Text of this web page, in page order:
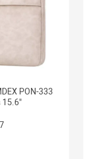
PON-333
15.6"